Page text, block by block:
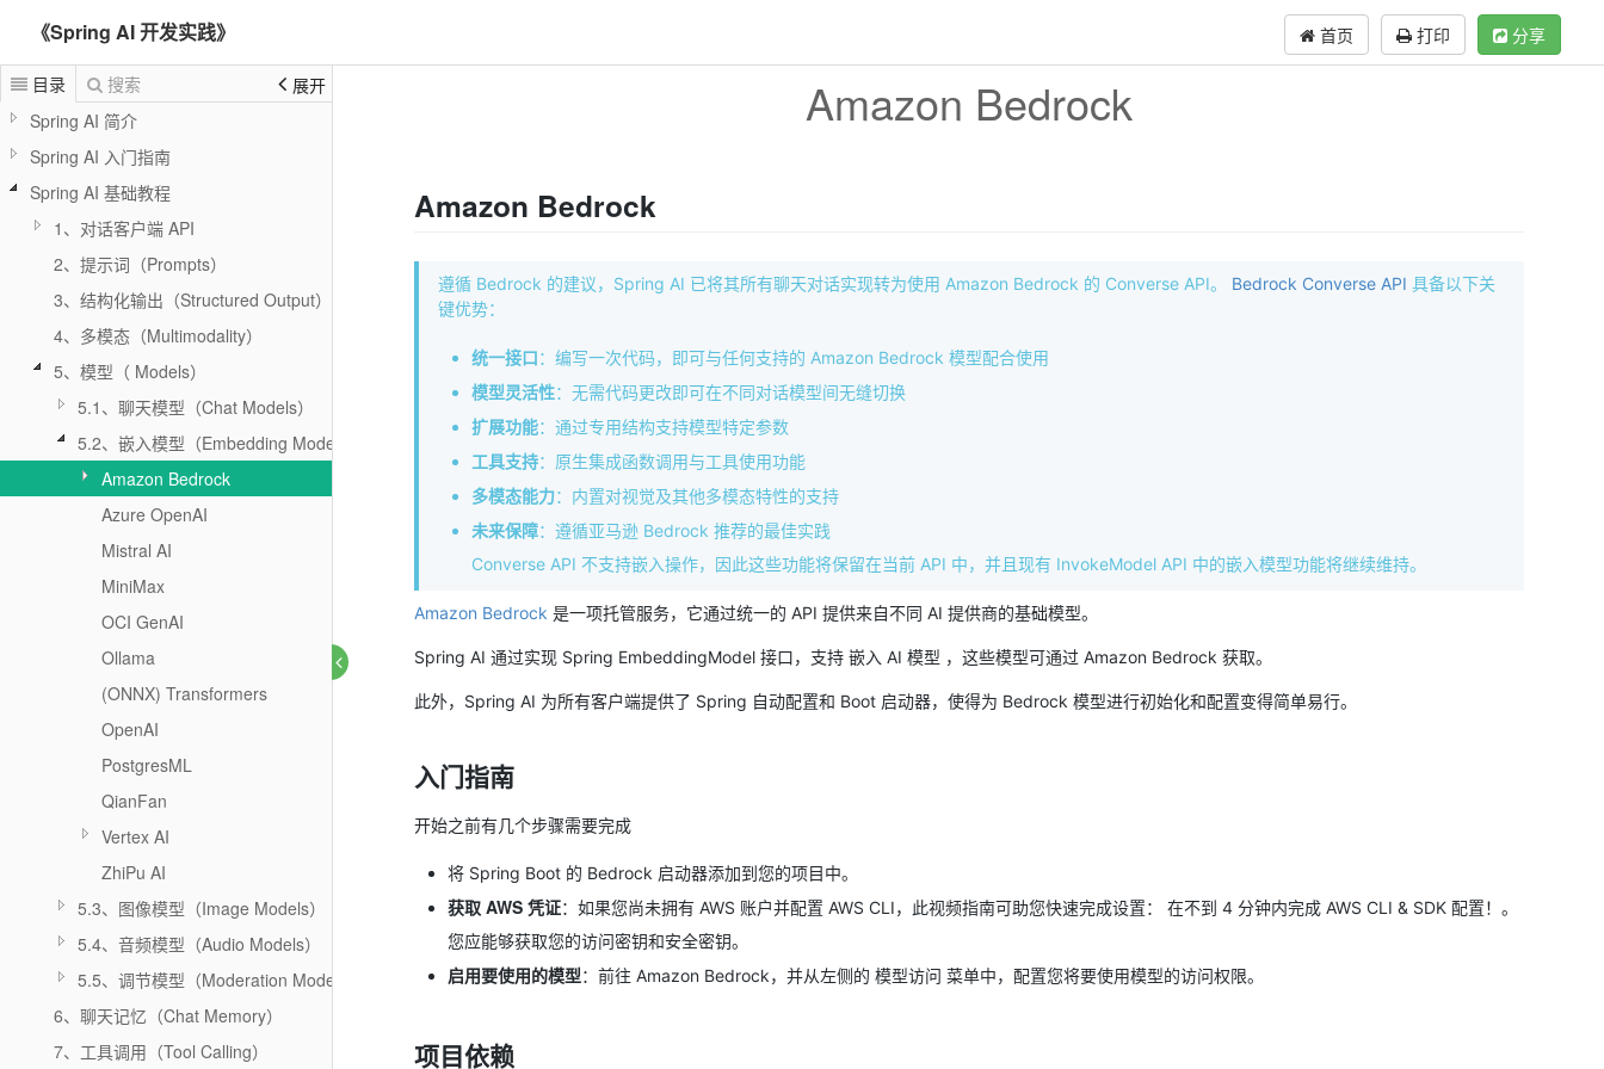
《Spring AI 开发实践》 首页 打印 分享
目录 搜索
展开
Spring AI 简介
Spring AI 入门指南
Spring AI 基础教程
1、对话客户端 API
2、提示词（Prompts）
3、结构化输出（Structured Output）
4、多模态（Multimodality）
5、模型（ Models）
5.1、聊天模型（Chat Models）
5.2、嵌入模型（Embedding Models）
Amazon Bedrock
Azure OpenAI
Mistral AI
MiniMax
OCI GenAI
Ollama
(ONNX) Transformers
OpenAI
PostgresML
QianFan
Vertex AI
ZhiPu AI
5.3、图像模型（Image Models）
5.4、音频模型（Audio Models）
5.5、调节模型（Moderation Models）
6、聊天记忆（Chat Memory）
7、工具调用（Tool Calling）
Amazon Bedrock
Amazon Bedrock
遵循 Bedrock 的建议，Spring AI 已将其所有聊天对话实现转为使用 Amazon Bedrock 的 Converse API。 Bedrock Converse API 具备以下关
键优势：
统一接口：编写一次代码，即可与任何支持的 Amazon Bedrock 模型配合使用
模型灵活性：无需代码更改即可在不同对话模型间无缝切换
扩展功能：通过专用结构支持模型特定参数
工具支持：原生集成函数调用与工具使用功能
多模态能力：内置对视觉及其他多模态特性的支持
未来保障：遵循亚马逊 Bedrock 推荐的最佳实践
Converse API 不支持嵌入操作，因此这些功能将保留在当前 API 中，并且现有 InvokeModel API 中的嵌入模型功能将继续维持。
Amazon Bedrock 是一项托管服务，它通过统一的 API 提供来自不同 AI 提供商的基础模型。
Spring AI 通过实现 Spring EmbeddingModel 接口，支持 嵌入 AI 模型 ，这些模型可通过 Amazon Bedrock 获取。
此外，Spring AI 为所有客户端提供了 Spring 自动配置和 Boot 启动器，使得为 Bedrock 模型进行初始化和配置变得简单易行。
入门指南
开始之前有几个步骤需要完成
将 Spring Boot 的 Bedrock 启动器添加到您的项目中。
获取 AWS 凭证：如果您尚未拥有 AWS 账户并配置 AWS CLI，此视频指南可助您快速完成设置： 在不到 4 分钟内完成 AWS CLI & SDK 配置！。
您应能够获取您的访问密钥和安全密钥。
启用要使用的模型：前往 Amazon Bedrock，并从左侧的 模型访问 菜单中，配置您将要使用模型的访问权限。
项目依赖